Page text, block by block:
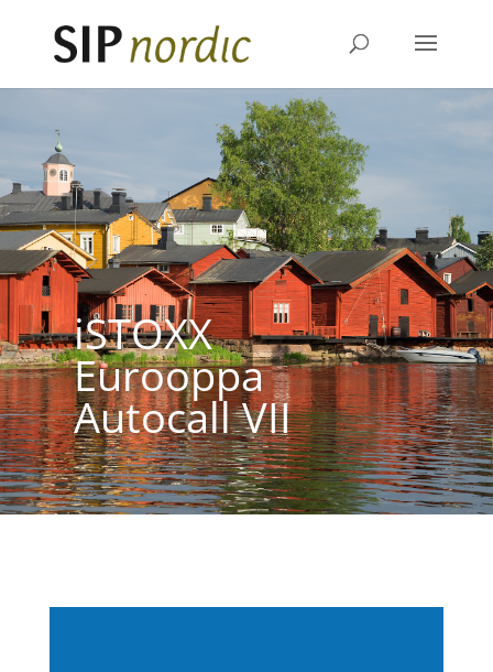
iSTOXX
Eurooppa
Autocall VII